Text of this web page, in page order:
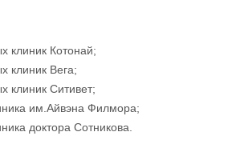
клиник Котонай;
клиник Вега;
клиник Ситивет;
им.Айвэна Филмора;
доктора Сотникова.